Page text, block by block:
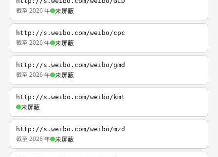
截至 2026 年 未屏蔽
http://s.weibo.com/weibo/cpc
截至 2026 年 未屏蔽
http://s.weibo.com/weibo/gmd
截至 2026 年 未屏蔽
http://s.weibo.com/weibo/kmt
未屏蔽
http://s.weibo.com/weibo/mzd
截至 2026 年 未屏蔽